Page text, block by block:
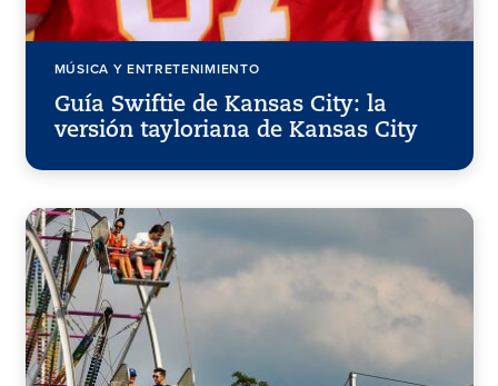
MÚSICA Y ENTRETENIMIENTO
Guía Swiftie de Kansas City: la
versión tayloriana de Kansas City